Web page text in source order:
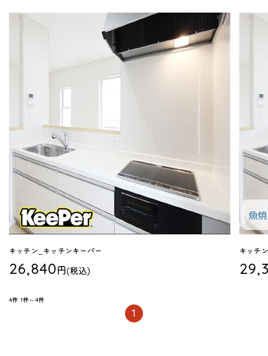
キッチン_キッチンキーパー
26,840円(税込)
キッチ
4件 1件～4件
1